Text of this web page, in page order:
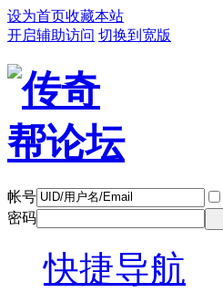
设为首页收藏本站
开启辅助访问 切换到宽版
帐号
密码
快捷导航